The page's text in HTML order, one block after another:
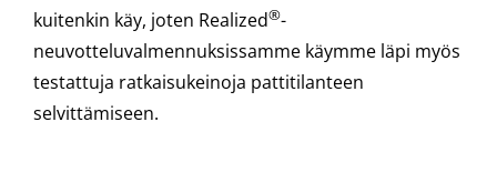
kuitenkin käy, joten Realized®-
neuvotteluvalmennuksissamme käymme läpi myös
testattuja ratkaisukeinoja pattitilanteen
selvittämiseen.